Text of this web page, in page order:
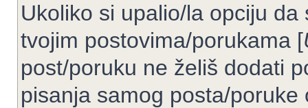
Ukoliko si upalio/la opciju
tvojim postovima/porukama [
post/poruku ne želiš dodati
pisanja samog posta/